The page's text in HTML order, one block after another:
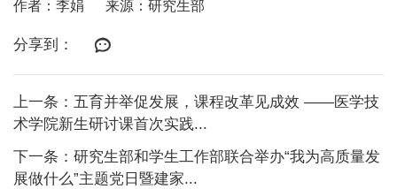
作者：李娟 来源：研究生部
分享到：
上一条：五育并举促发展，课程改革见成效 ——医学技
术学院新生研讨课首次实践...
下一条：研究生部和学生工作部联合举办“我为高质量发
展做什么”主题党日暨建家...